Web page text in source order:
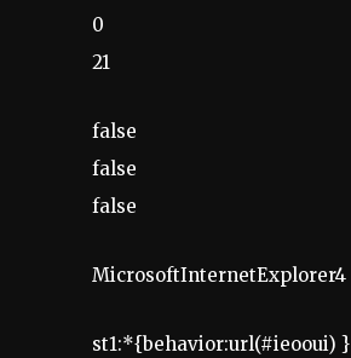
0
21
false
false
false
MicrosoftInternetExplorer4
st1:*{behavior:url(#ieooui) }